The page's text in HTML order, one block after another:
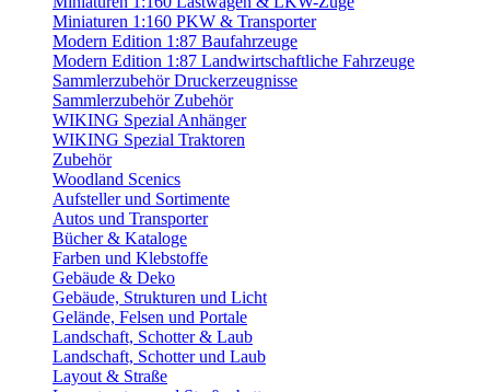
Miniaturen 1:160 PKW & Transporter
Modern Edition 1:87 Baufahrzeuge
Modern Edition 1:87 Landwirtschaftliche Fahrzeuge
Sammlerzubehör Druckerzeugnisse
Sammlerzubehör Zubehör
WIKING Spezial Anhänger
WIKING Spezial Traktoren
Zubehör
Woodland Scenics
Aufsteller und Sortimente
Autos und Transporter
Bücher & Kataloge
Farben und Klebstoffe
Gebäude & Deko
Gebäude, Strukturen und Licht
Gelände, Felsen und Portale
Landschaft, Schotter & Laub
Landschaft, Schotter und Laub
Layout & Straße